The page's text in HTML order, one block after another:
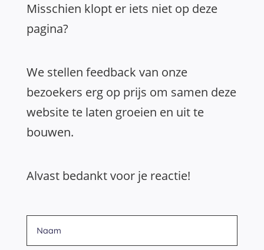
Misschien klopt er iets niet op deze
pagina?
We stellen feedback van onze
bezoekers erg op prijs om samen deze
website te laten groeien en uit te
bouwen.
Alvast bedankt voor je reactie!